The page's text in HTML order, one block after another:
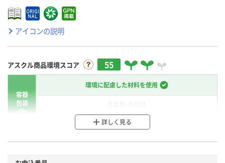
アイコンの説明
アスクル商品環境スコア 55
容器
包装
環境に配慮した材料を使用
分別・リサイクルしやすい設計
商品
詳しく見る